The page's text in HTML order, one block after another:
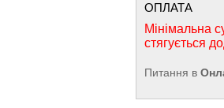
ОПЛАТА
Мінімальна
стягується
Питання в